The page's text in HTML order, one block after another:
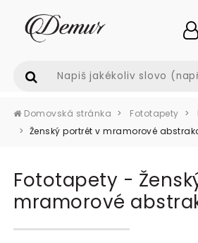
Domovská stránka Fototapety
Ženský portrét v mramorové
Fototapety -
mramorové